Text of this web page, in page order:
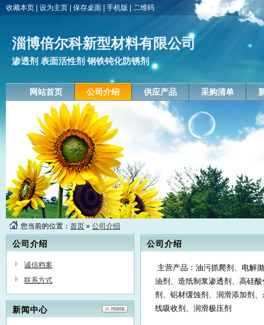
收藏本页 设为主页 保存桌面 手机版 二维码
淄博倍尔科新型材料有限公司
渗透剂 表面活性剂 钢铁钝化防锈剂
网站首页 公司介绍 供应产品 采购清单
您当前的位置： 首页 » 公司介绍
公司介绍
诚信档案
联系方式
新闻中心
公司介绍
主营产品：油污抓爬剂、电解
油剂、造纸制浆渗透剂、高硅
剂、铝材缓蚀剂、润滑添加剂
线吸收剂、润滑极压剂